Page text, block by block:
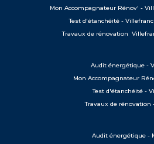
Mon Accompagnateur Rénov' -
Test d'étanchéité -
Travaux de rénovation
Audit énergétique -
Mon Accompagnateur
Test d'étanchéité -
Travaux de rénovation
Audit énergétique -